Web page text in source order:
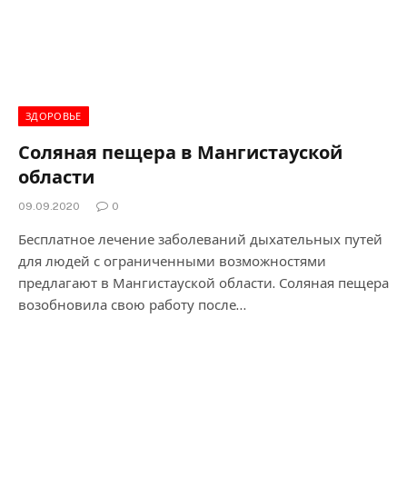
ЗДОРОВЬЕ
Соляная пещера в Мангистауской
области
09.09.2020 0
Бесплатное лечение заболеваний дыхательных путей
для людей с ограниченными возможностями
предлагают в Мангистауской области. Соляная пещера
возобновила свою работу после…